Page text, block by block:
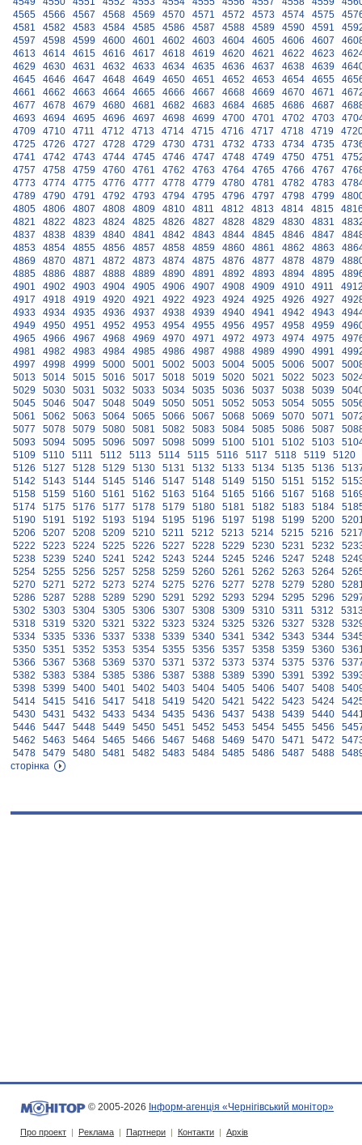
4565
4566 4567 4568 4569 4570 4571 4572 4573 4574 4575
4581
4582 4583 4584 4585 4586 4587 4588 4589 4590 4591
4597
4598 4599 4600 4601 4602 4603 4604 4605 4606 4607
4613
4614 4615 4616 4617 4618 4619 4620 4621 4622 4623
4629
4630 4631 4632 4633 4634 4635 4636 4637 4638 4639
4645
4646 4647 4648 4649 4650 4651 4652 4653 4654 4655
4661
4662 4663 4664 4665 4666 4667 4668 4669 4670 4671
4677
4678 4679 4680 4681 4682 4683 4684 4685 4686 4687
4693
4694 4695 4696 4697 4698 4699 4700 4701 4702 4703
4709
4710 4711 4712 4713 4714 4715 4716 4717 4718 4719
4725
4726 4727 4728 4729 4730 4731 4732 4733 4734 4735
4741
4742 4743 4744 4745 4746 4747 4748 4749 4750 4751
4757
4758 4759 4760 4761 4762 4763 4764 4765 4766 4767
4773
4774 4775 4776 4777 4778 4779 4780 4781 4782 4783
4789
4790 4791 4792 4793 4794 4795 4796 4797 4798 4799
4805
4806 4807 4808 4809 4810 4811 4812 4813 4814 4815
4821
4822 4823 4824 4825 4826 4827 4828 4829 4830 4831
4837
4838 4839 4840 4841 4842 4843 4844 4845 4846 4847
4853
4854 4855 4856 4857 4858 4859 4860 4861 4862 4863
4869
4870 4871 4872 4873 4874 4875 4876 4877 4878 4879
4885
4886 4887 4888 4889 4890 4891 4892 4893 4894 4895
4901
4902 4903 4904 4905 4906 4907 4908 4909 4910 4911
4917
4918 4919 4920 4921 4922 4923 4924 4925 4926 4927
4933
4934 4935 4936 4937 4938 4939 4940 4941 4942 4943
4949
4950 4951 4952 4953 4954 4955 4956 4957 4958 4959
4965
4966 4967 4968 4969 4970 4971 4972 4973 4974 4975
4981
4982 4983 4984 4985 4986 4987 4988 4989 4990 4991
4997
4998 4999 5000 5001 5002 5003 5004 5005 5006 5007
5013
5014 5015 5016 5017 5018 5019 5020 5021 5022 5023
5029
5030 5031 5032 5033 5034 5035 5036 5037 5038 5039
5045
5046 5047 5048 5049 5050 5051 5052 5053 5054 5055
5061
5062 5063 5064 5065 5066 5067 5068 5069 5070 5071
5077
5078 5079 5080 5081 5082 5083 5084 5085 5086 5087
5093
5094 5095 5096 5097 5098 5099 5100 5101 5102 5103
5109
5110 5111 5112 5113 5114 5115 5116 5117 5118 5119
5120
5126
5127 5128 5129 5130 5131 5132 5133 5134 5135 5136
5142
5143 5144 5145 5146 5147 5148 5149 5150 5151 5152
5158
5159 5160 5161 5162 5163 5164 5165 5166 5167 5168
5174
5175 5176 5177 5178 5179 5180 5181 5182 5183 5184
5190
5191 5192 5193 5194 5195 5196 5197 5198 5199 5200
5206
5207 5208 5209 5210 5211 5212 5213 5214 5215 5216
5222
5223 5224 5225 5226 5227 5228 5229 5230 5231 5232
5238
5239 5240 5241 5242 5243 5244 5245 5246 5247 5248
5254
5255 5256 5257 5258 5259 5260 5261 5262 5263 5264
5270
5271 5272 5273 5274 5275 5276 5277 5278 5279 5280
5286
5287 5288 5289 5290 5291 5292 5293 5294 5295 5296
5302
5303 5304 5305 5306 5307 5308 5309 5310 5311 5312
5318
5319 5320 5321 5322 5323 5324 5325 5326 5327 5328
5334
5335 5336 5337 5338 5339 5340 5341 5342 5343 5344
5350
5351 5352 5353 5354 5355 5356 5357 5358 5359 5360
5366
5367 5368 5369 5370 5371 5372 5373 5374 5375 5376
5382
5383 5384 5385 5386 5387 5388 5389 5390 5391 5392
5398
5399 5400 5401 5402 5403 5404 5405 5406 5407 5408
5414
5415 5416 5417 5418 5419 5420 5421 5422 5423 5424
5430
5431 5432 5433 5434 5435 5436 5437 5438 5439 5440
5446
5447 5448 5449 5450 5451 5452 5453 5454 5455 5456
5462
5463 5464 5465 5466 5467 5468 5469 5470 5471 5472
5478
5479 5480 5481 5482 5483 5484 5485 5486 5487 5488
сторінка
© 2005-2026 Інформ-агенція «Чернігівський монітор»
Про проект | Реклама | Партнери | Контакти | Архів